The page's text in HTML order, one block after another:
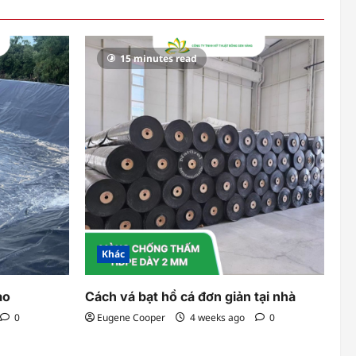
0
15 minutes read
Khác
Cách vá bạt hồ cá đơn giản tại nhà
Eugene Cooper 4 weeks ago 0